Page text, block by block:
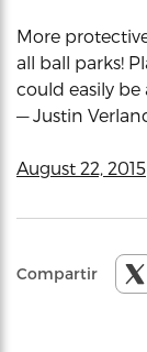
More
all ball parks!
could easily be
— Justin
August 22, 2015
Compartir